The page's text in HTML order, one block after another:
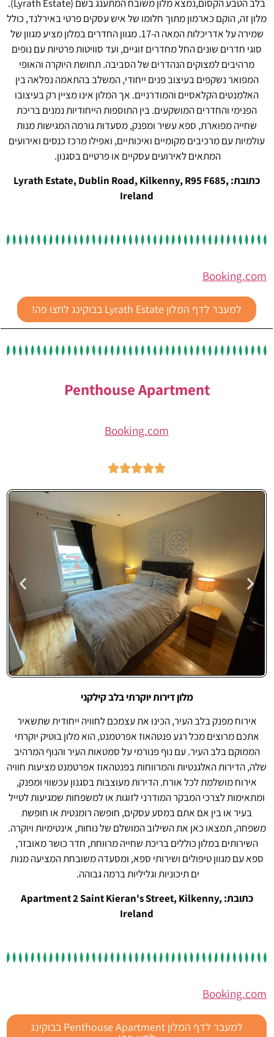
בלב הטבע הקסום,נמצא מלון משובח המתענג בשם (Lyrath Estate).
מלון זה, הוקם כארמון מתוך חלומו של איש עסקים פרטי באירלנד, כולל
שמירה על אדריכלות המאה ה-17. מגוון החדרים במלון מציע מגוון של
סוגי חדרים שונים החל מחדרים זוגיים, ועד סוויטות פרטיות עם נופים
מרהיבים למצוקים הנהדרים של הסביבה. תחושת היוקרה והאופי
המפואר נשקפים בעיצוב פנים ייחודי, המשלב בהתאמה נפלאה בין
האלמנטים הקלאסיים והמודרניים. אך המלון אינו מציין רק בעיצובו
הפנימי והחדרים המושקעים. בין התוספות הייחודיות נמנים בריכת
שחייה מפוארת, ספא עשיר ומפנק, מסעדות גורמה המגישות מנות
עולמיות עם מרכיבים מקומיים ואיכותיים, ואפילו מרכז כנסים ואירועים
המתאים לאירועים עסקיים או פרטיים בסגנון.
כתובת: Lyrath Estate, Dublin Road, Kilkenny, R95 F685,
Ireland
Booking.com
למעבר לדף המלון Lyrath Estate בבוקינג לחצו פה!
Penthouse Apartment
Booking.com





Penthouse
מלון דירות יוקרתי בלב קילקני
אירוח מפנק בלב העיר, הכינו את עצמכם לחוויה ייחודית שתשאיר
אתכם מרוצים מכל רגע פנטהאוז אפרטמנט, הוא מלון בוטיק יוקרתי
הממוקם בלב העיר. עם נוף פנורמי על סמטאות העיר והנוף המרהיב
שלה, הדירות האלגנטיות והמרווחות בפנטהאוז אפרטמנט מציעות חוויה
אירוח מושלמת לכל אורח. הדירות מעוצבות בסגנון עכשווי ומפנק,
ומתאימות לצרכי המבקר המודרני לזוגות או למשפחות שמגיעות לטייל
בעיר או בין אם אתם במסע עסקים, חופשה רומנטית או חופשת
משפחה, תמצאו כאן את השילוב המושלם של נוחות, אינטימיות ויוקרה.
השירותים במלון כוללים בריכת שחייה מרווחת, חדר כושר מאובזר,
ספא עם מגוון טיפולים ושירותי ספא, ומסעדה משובחת המציעה מנות
ים תיכוניות וגליליות ברמה גבוהה.
כתובת: Apartment 2 Saint Kieran's Street, Kilkenny,
Ireland
Booking.com
למעבר לדף המלון Penthouse Apartment בבוקינג